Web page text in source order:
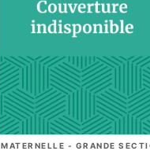
MATERNELLE - GRANDE